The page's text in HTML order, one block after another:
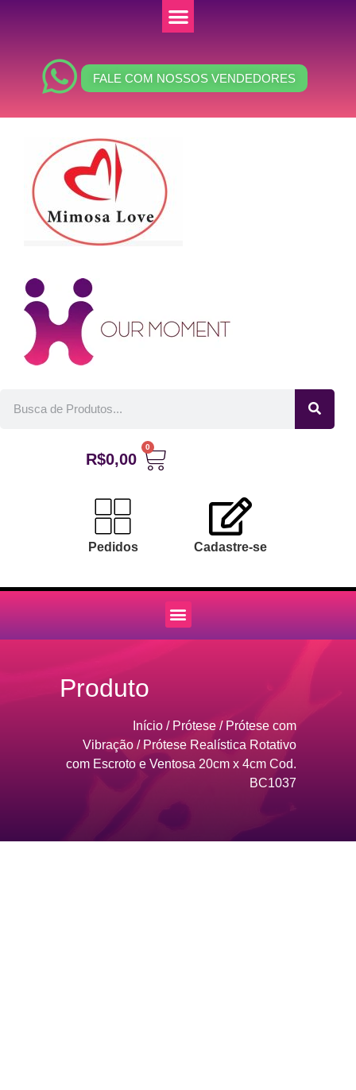
FALE COM NOSSOS VENDEDORES
R$0,00
0
Pedidos Cadastre-se
Produto
Início / Prótese/Prótese com
Vibração / Prótese Realística Rotativo
com Escroto e Ventosa 20cm x 4cm Cod.
BC1037